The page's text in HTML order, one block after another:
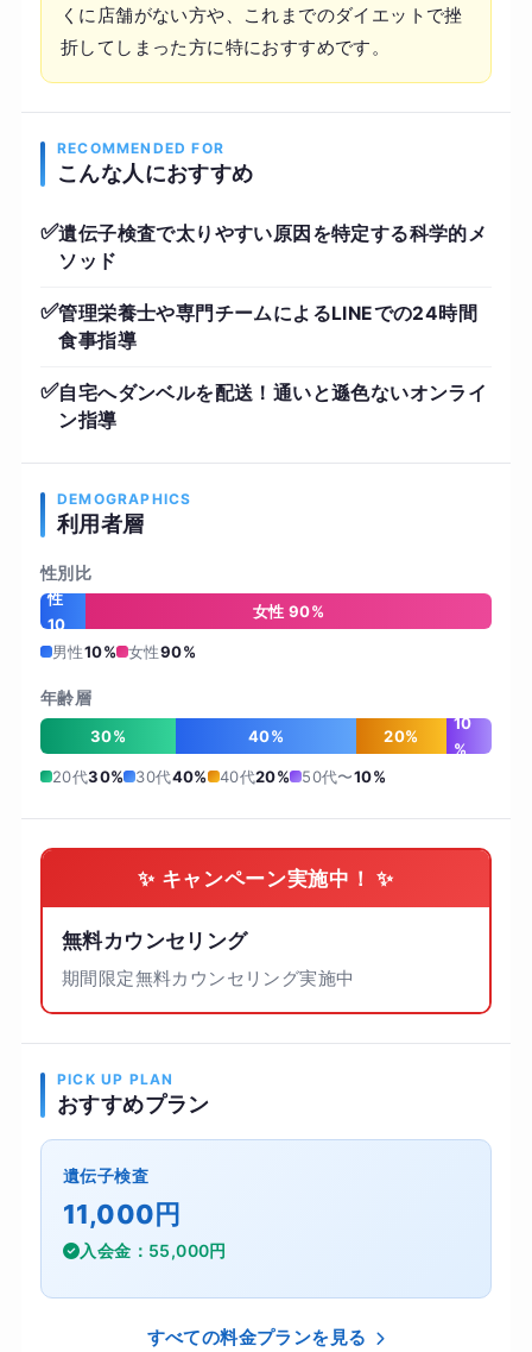
くに店舗がない方や、これまでのダイエットで挫
折してしまった方に特におすすめです。
RECOMMENDED FOR
こんな人におすすめ
✅遺伝子検査で太りやすい原因を特定する科学的メ
ソッド
✅管理栄養士や専門チームによるLINEでの24時間
食事指導
✅自宅へダンベルを配送！通いと遜色ないオンライ
ン指導
DEMOGRAPHICS
利用者層
性別比
男
性
10
%
女性 90%
男性10% 女性90%
年齢層
30% 40% 20%
10
%
20代30% 30代40% 40代20% 50代〜10%
✨ キャンペーン実施中！ ✨
無料カウンセリング
期間限定無料カウンセリング実施中
PICK UP PLAN
おすすめプラン
遺伝子検査
11,000円
入会金：55,000円
すべての料金プランを見る